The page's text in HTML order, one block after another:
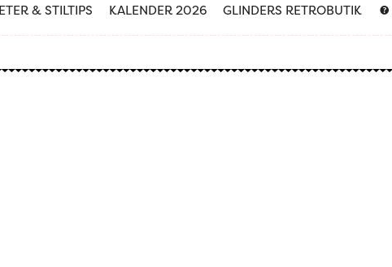
& STILTIPS KALENDER 2026 GLINDERS RETROBUTIK